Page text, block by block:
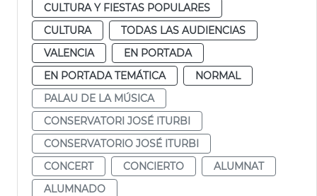
CULTURA Y FIESTAS POPULARES
CULTURA
TODAS LAS AUDIENCIAS
VALENCIA
EN PORTADA
EN PORTADA TEMÁTICA
NORMAL
PALAU DE LA MÚSICA
CONSERVATORI JOSÉ ITURBI
CONSERVATORIO JOSÉ ITURBI
CONCERT
CONCIERTO
ALUMNAT
ALUMNADO